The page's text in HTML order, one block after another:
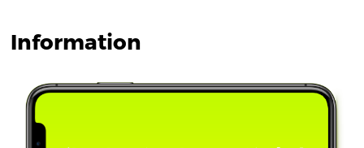
Information